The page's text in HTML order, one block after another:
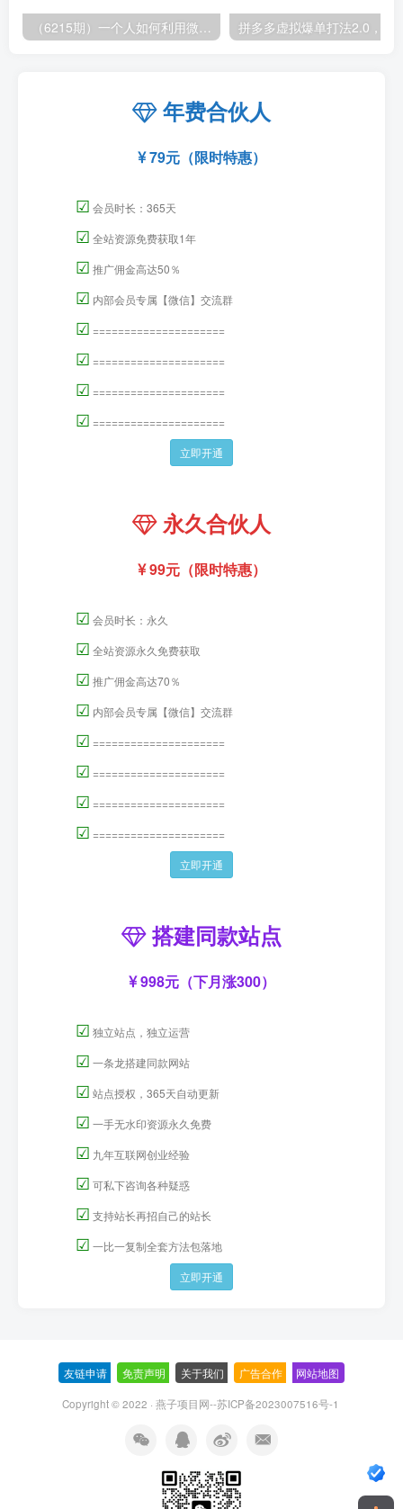
年费合伙人
79元（限时特惠）
☑ 会员时长：365天
☑ 全站资源免费获取1年
☑ 推广佣金高达50％
☑ 内部会员专属【微信】交流群
☑ =====================
☑ =====================
☑ =====================
☑ =====================
立即开通
永久合伙人
99元（限时特惠）
☑ 会员时长：永久
☑ 全站资源永久免费获取
☑ 推广佣金高达70％
☑ 内部会员专属【微信】交流群
☑ =====================
☑ =====================
☑ =====================
☑ =====================
立即开通
搭建同款站点
998元（下月涨300）
☑ 独立站点，独立运营
☑ 一条龙搭建同款网站
☑ 站点授权，365天自动更新
☑ 一手无水印资源永久免费
☑ 九年互联网创业经验
☑ 可私下咨询各种疑惑
☑ 支持站长再招自己的站长
☑ 一比一复制全套方法包落地
立即开通
友链申请 免责声明 关于我们 广告合作 网站地图
Copyright © 2022 · 燕子项目网--苏ICP备2023007516号-1